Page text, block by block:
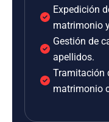
Expedición
matrimonio
Gestión de
apellidos.
Tramitación
matrimonio